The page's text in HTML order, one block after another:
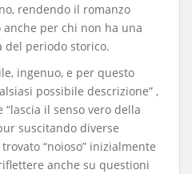
rendendo il romanzo
per chi non ha una
del periodo storico.
ingenuo, e per questo
possibile descrizione” ,
il senso vero della
suscitando diverse
“noioso” inizialmente
anche su questioni